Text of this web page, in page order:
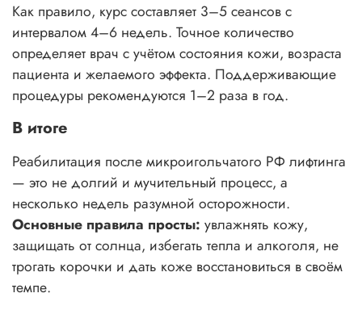
Как правило, курс составляет 3–5 сеансов с
интервалом 4–6 недель. Точное количество
определяет врач с учётом состояния кожи, возраста
пациента и желаемого эффекта. Поддерживающие
процедуры рекомендуются 1–2 раза в год.
В итоге
Реабилитация после микроигольчатого РФ лифтинга
— это не долгий и мучительный процесс, а
несколько недель разумной осторожности.
Основные правила просты: увлажнять кожу,
защищать от солнца, избегать тепла и алкоголя, не
трогать корочки и дать коже восстановиться в своём
темпе.